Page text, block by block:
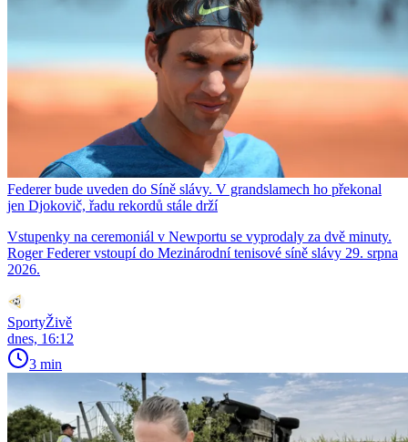
Federer bude uveden do Síně slávy. V grandslamech ho překonal
jen Djokovič, řadu rekordů stále drží
Vstupenky na ceremoniál v Newportu se vyprodaly za dvě minuty.
Roger Federer vstoupí do Mezinárodní tenisové síně slávy 29. srpna
2026.
SportyŽivě
dnes, 16:12
3 min